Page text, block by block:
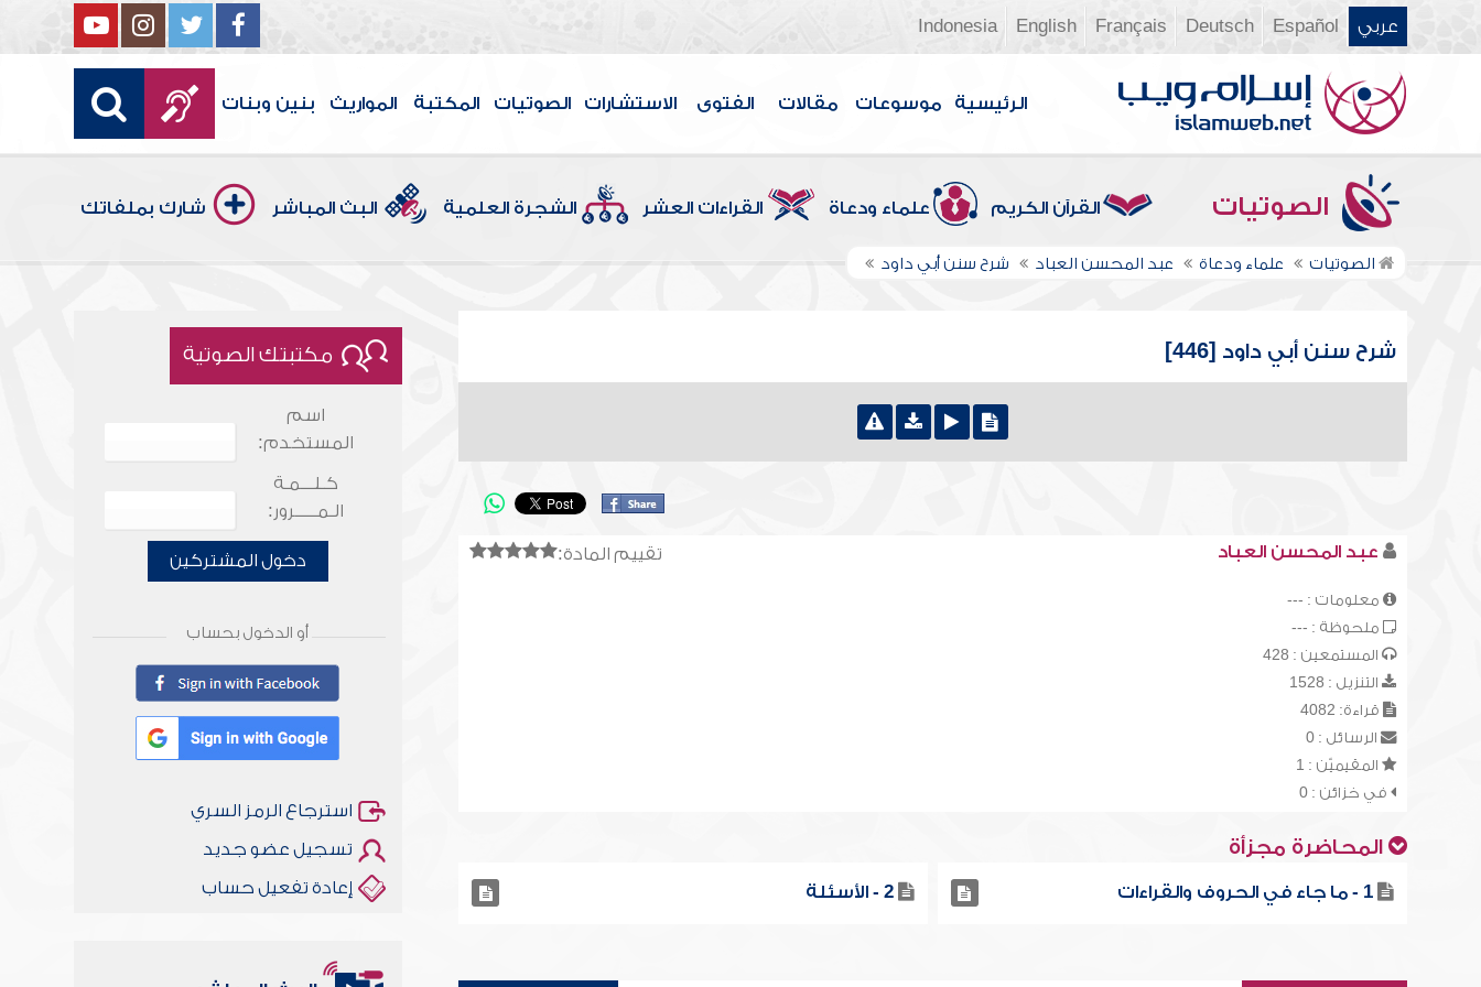
عربي Español
Deutsch
Français
English
Indonesia
الرئيسية موسوعات مقالات الفتوى الاستشارات الصوتيات المكتبة المواريث بنين وبنات
الصوتيات القرآن الكريم علماء ودعاة القراءات العشر الشجرة العلمية البث المباشر شارك بملفاتك
الصوتيات علماء ودعاة عبد المحسن العباد شرح سنن أبي داود
شرح سنن أبي داود [446]
تقييم المادة: عبد المحسن العباد
معلومات : ---
ملحوظة : ---
المستمعين : 428
التنزيل : 1528
قراءة: 4082
الرسائل : 0
المقيميّن : 1
في خزائن : 0
المحاضرة مجزأة
1 - ما جاء في الحروف والقراءات 2 - الأسئلة
مكتبتك الصوتية
اسم
المستخدم:
كـلـــمـة
الـمـــــرور:
دخول المشتركين
أو الدخول بحساب
استرجاع الرمز السري
تسجيل عضو جديد
إعادة تفعيل حساب